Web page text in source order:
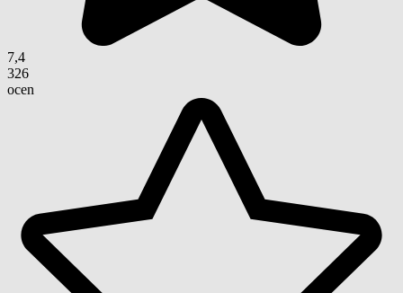
7,4
326
ocen